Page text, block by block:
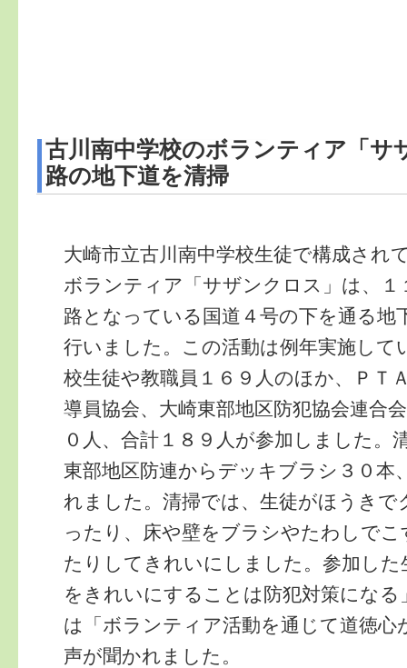
古川南中学校のボランティア「サ
路の地下道を清掃
大崎市立古川南中学校生徒で構成され
ボランティア「サザンクロス」は、１
路となっている国道４号の下を通る地
行いました。この活動は例年実施して
校生徒や教職員１６９人のほか、ＰＴ
導員協会、大崎東部地区防犯協会連合
０人、合計１８９人が参加しました。
東部地区防連からデッキブラシ３０本
れました。清掃では、生徒がほうき
ったり、床や壁をブラシやたわしで
たりしてきれいにしました。参加した
をきれいにすることは防犯対策にな
は「ボランティア活動を通じて道徳心
声が聞かれました。